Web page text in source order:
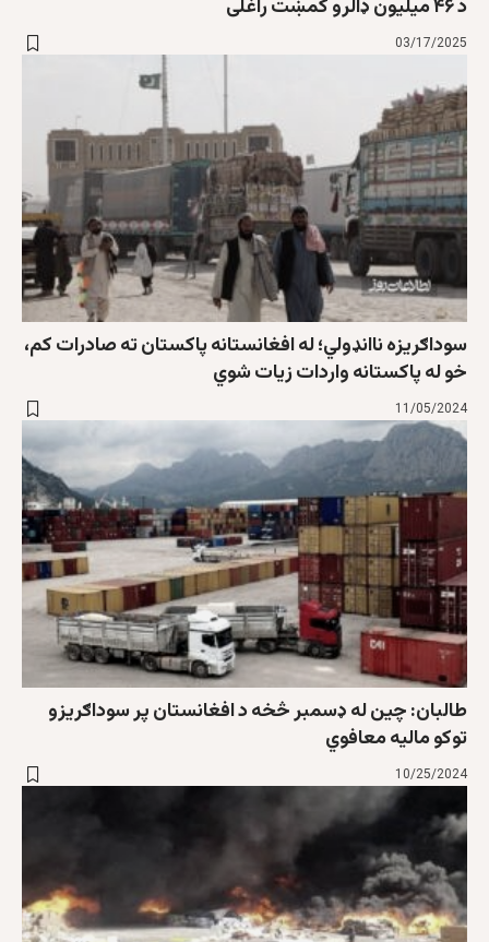
د ۴۶ میلیون ډالرو کمښت راغلی
03/17/2025
سوداګریزه ناانډولي؛ له افغانستانه پاکستان ته صادرات کم،
خو له پاکستانه واردات زیات شوي
11/05/2024
طالبان: چین له ډسمبر څخه د افغانستان پر سوداګریزو
توکو مالیه معافوي
10/25/2024